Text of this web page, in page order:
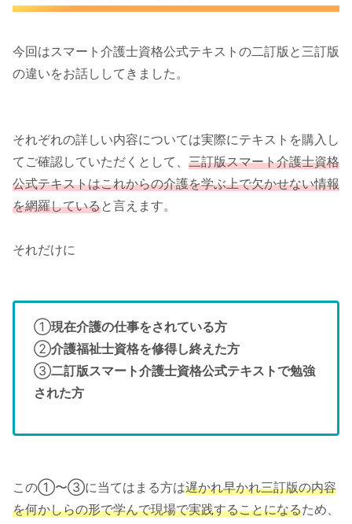
今回はスマート介護士資格公式テキストの二訂版と三訂版
の違いをお話ししてきました。
それぞれの詳しい内容については実際にテキストを購入し
てご確認していただくとして、 三訂版スマート介護士資格
公式テキストはこれからの介護を学ぶ上で欠かせない情報
を網羅していると言えます。
それだけに
①現在介護の仕事をされている方
②介護福祉士資格を修得し終えた方
③二訂版スマート介護士資格公式テキストで勉強
された方
この①〜③に当てはまる方は遅かれ早かれ三訂版の内容
を何かしらの形で学んで現場で実践することになるため、